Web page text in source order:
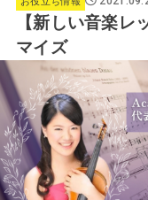
【新しい音楽レ
マイズ